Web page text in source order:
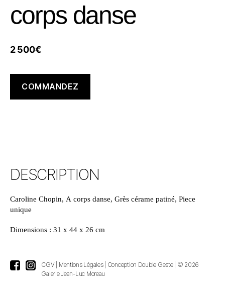
corps danse
2 500€
COMMANDEZ
DESCRIPTION
Caroline Chopin, A corps danse, Grès cérame patiné, Piece
unique
Dimensions : 31 x 44 x 26 cm
CGV| Mentions Légales| Conception Double Geste| © 2026
Galerie Jean-Luc Moreau